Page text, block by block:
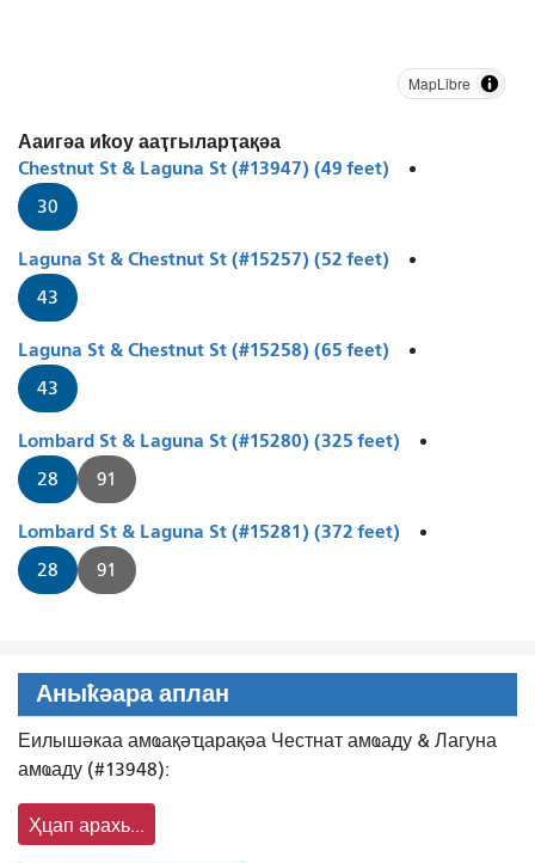
MapLibre
Ааигәа иҟоу ааҭгыларҭақәа
Chestnut St & Laguna St (#13947) (49 feet)
30
Laguna St & Chestnut St (#15257) (52 feet)
43
Laguna St & Chestnut St (#15258) (65 feet)
43
Lombard St & Laguna St (#15280) (325 feet)
28 91
Lombard St & Laguna St (#15281) (372 feet)
28 91
Аныҟәара аплан
Еилышәкаа амҩақәҵарақәа Честнат амҩаду & Лагуна
амҩаду (#13948):
Ҳцап арахь...